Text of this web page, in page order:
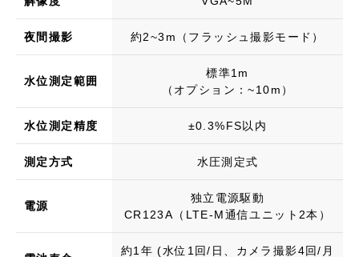
夜間撮影 約2~3m（フラッシュ撮影モード）
水位測定範囲
標準1m
（オプション：~10m）
水位測定精度 ±0.3%FS以内
測定方式 水圧測定式
電源
独立電源駆動
​CR123A（LTE-M通信ユニット2本）
約1年 (水位1回/日、カメラ撮影4回/月